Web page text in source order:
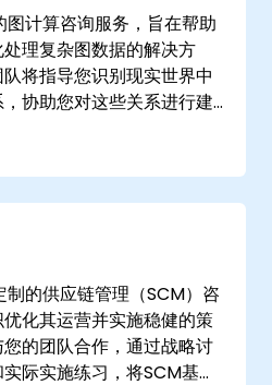
计算咨询服务，旨在帮助
理复杂图数据的解决方
将指导您识别现实世界中
协助您对这些关系进行建
，可根据您的运营需求远
通过交互式的远程桌面环
地都能无缝协作。对于线
直接部署到您所在地的，
的供应链管理（SCM）咨
化其运营并实施稳健的策
的团队合作，通过战略讨
际实施练习，将SCM基础